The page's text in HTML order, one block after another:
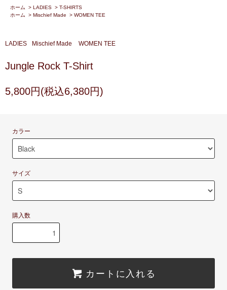
ホーム > LADIES > T-SHIRTS
ホーム
> Mischief Made > WOMEN TEE
LADIES Mischief Made WOMEN TEE
Jungle Rock T-Shirt
5,800円(税込6,380円)
カラー
サイズ
購入数
カートに入れる